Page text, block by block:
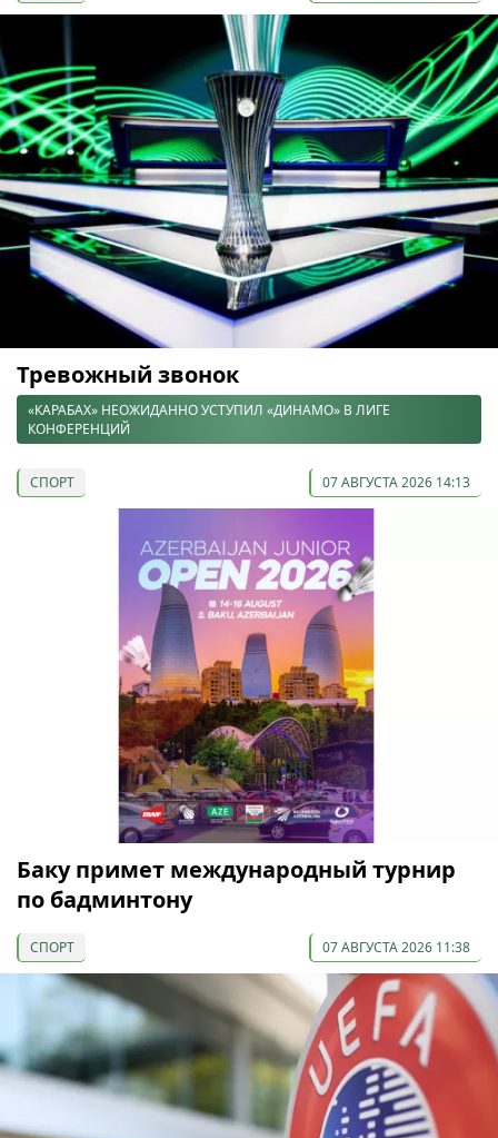
Тревожный звонок
«КАРАБАХ» НЕОЖИДАННО УСТУПИЛ «ДИНАМО» В ЛИГЕ
КОНФЕРЕНЦИЙ
СПОРТ 07 АВГУСТА 2026 14:13
Баку примет международный турнир
по бадминтону
СПОРТ 07 АВГУСТА 2026 11:38